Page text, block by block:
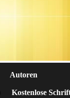
Autoren
Kostenlose